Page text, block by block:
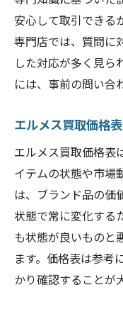
安心して取引できる
専門店では、質問に
した対応が多く見ら
には、事前の問い合
エルメス買取価格
エルメス買取価格表
イテムの状態や市場
は、ブランド品の価
状態で常に変化する
も状態が良いものと
ます。価格表は参考
かり確認することが